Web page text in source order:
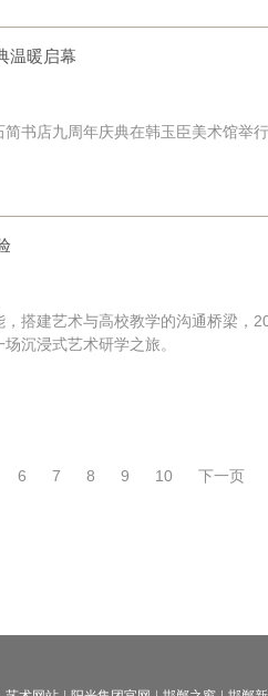
温暖启幕
店九周年庆典在韩玉臣美术馆举
建艺术与高校教学的沟通桥梁，
沉浸式艺术研学之旅。
6 7 8 9 10 下一页